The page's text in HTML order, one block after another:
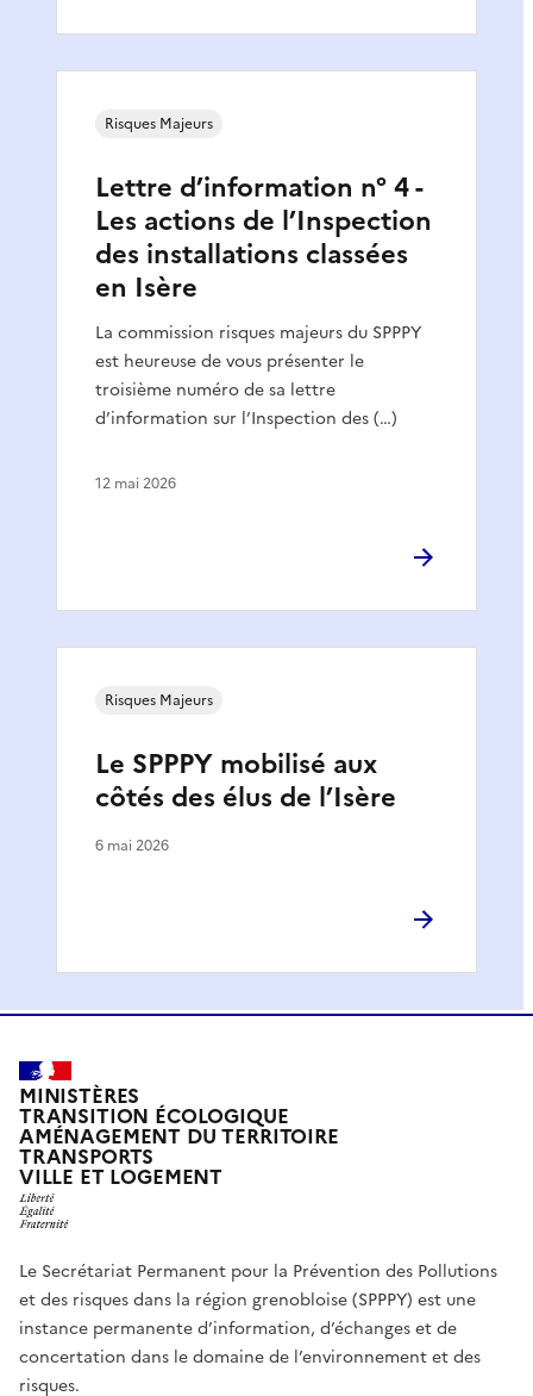
Lettre d’information n° 4 -
Les actions de l’Inspection
des installations classées
en Isère
La commission risques majeurs du SPPPY
est heureuse de vous présenter le
troisième numéro de sa lettre
d’information sur l’Inspection des (…)
Risques Majeurs
12 mai 2026
Le SPPPY mobilisé aux
côtés des élus de l’Isère
Risques Majeurs
6 mai 2026
MINISTÈRES
TRANSITION ÉCOLOGIQUE
AMÉNAGEMENT DU TERRITOIRE
TRANSPORTS
VILLE ET LOGEMENT
Le Secrétariat Permanent pour la Prévention des Pollutions
et des risques dans la région grenobloise (SPPPY) est une
instance permanente d’information, d’échanges et de
concertation dans le domaine de l’environnement et des
risques.